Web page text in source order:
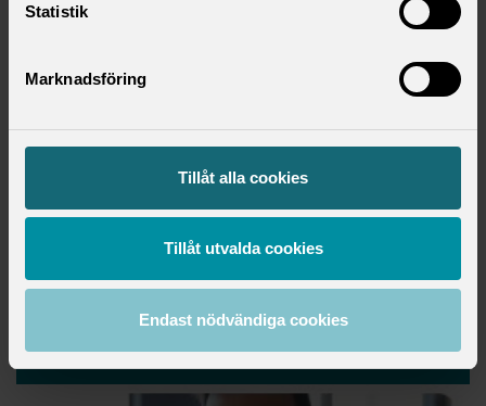
Statistik
Marknadsföring
Tillåt alla cookies
Tillåt utvalda cookies
Endast nödvändiga cookies